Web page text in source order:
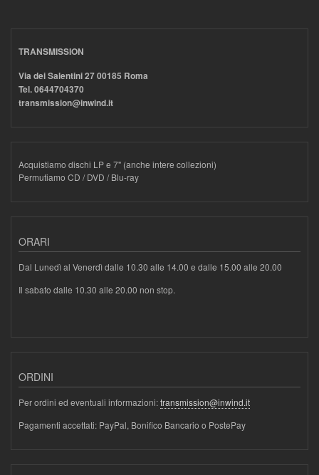
TRANSMISSION
Via dei Salentini 27 00185 Roma
Tel. 0644704370
transmission@inwind.it
Acquistiamo dischi LP e 7" (anche intere collezioni)
Permutiamo CD / DVD / Blu-ray
ORARI
Dal Lunedì al Venerdì dalle 10.30 alle 14.00 e dalle 15.00 alle 20.00
Il sabato dalle 10.30 alle 20.00 non stop.
ORDINI
Per ordini ed eventuali informazioni:transmission@inwind.it
Pagamenti accettati: PayPal, Bonifico Bancario o PostePay